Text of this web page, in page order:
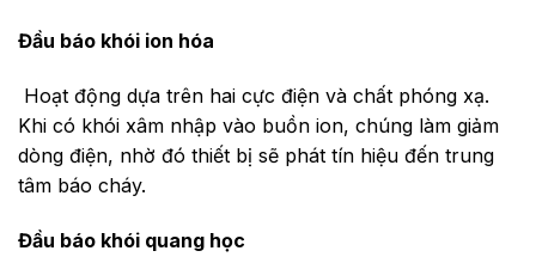
Đầu báo khói ion hóa
Hoạt động dựa trên hai cực điện và chất phóng xạ.
Khi có khói xâm nhập vào buồn ion, chúng làm giảm
dòng điện, nhờ đó thiết bị sẽ phát tín hiệu đến trung
tâm báo cháy.
Đầu báo khói quang học